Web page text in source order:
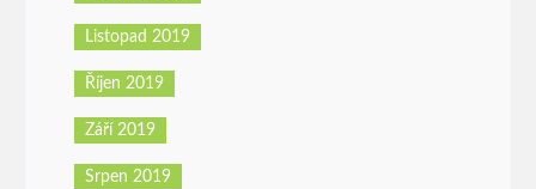
Listopad 2019
Říjen 2019
Září 2019
Srpen 2019